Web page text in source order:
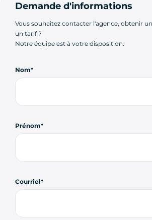
Demande d'informations
Vous souhaitez contacter l'agence, obtenir
un tarif ?
Notre équipe est à votre disposition.
Nom
Prénom
Courriel